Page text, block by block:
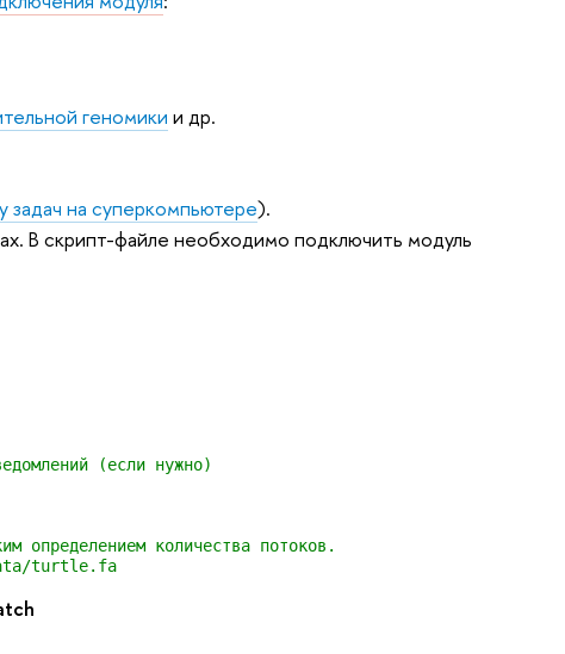
геномики и др.
задач на суперкомпьютере).
В скрипт-файле необходимо подключить модуль
(если нужно)
количества потоков.
turtle.fa